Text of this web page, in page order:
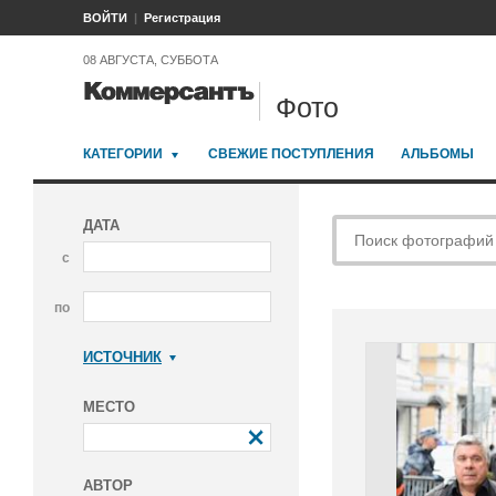
ВОЙТИ Регистрация
08 АВГУСТА, СУББОТА
Фото
КАТЕГОРИИ СВЕЖИЕ ПОСТУПЛЕНИЯ АЛЬБОМЫ
ДАТА
с
по
ИСТОЧНИК
МЕСТО
АВТОР